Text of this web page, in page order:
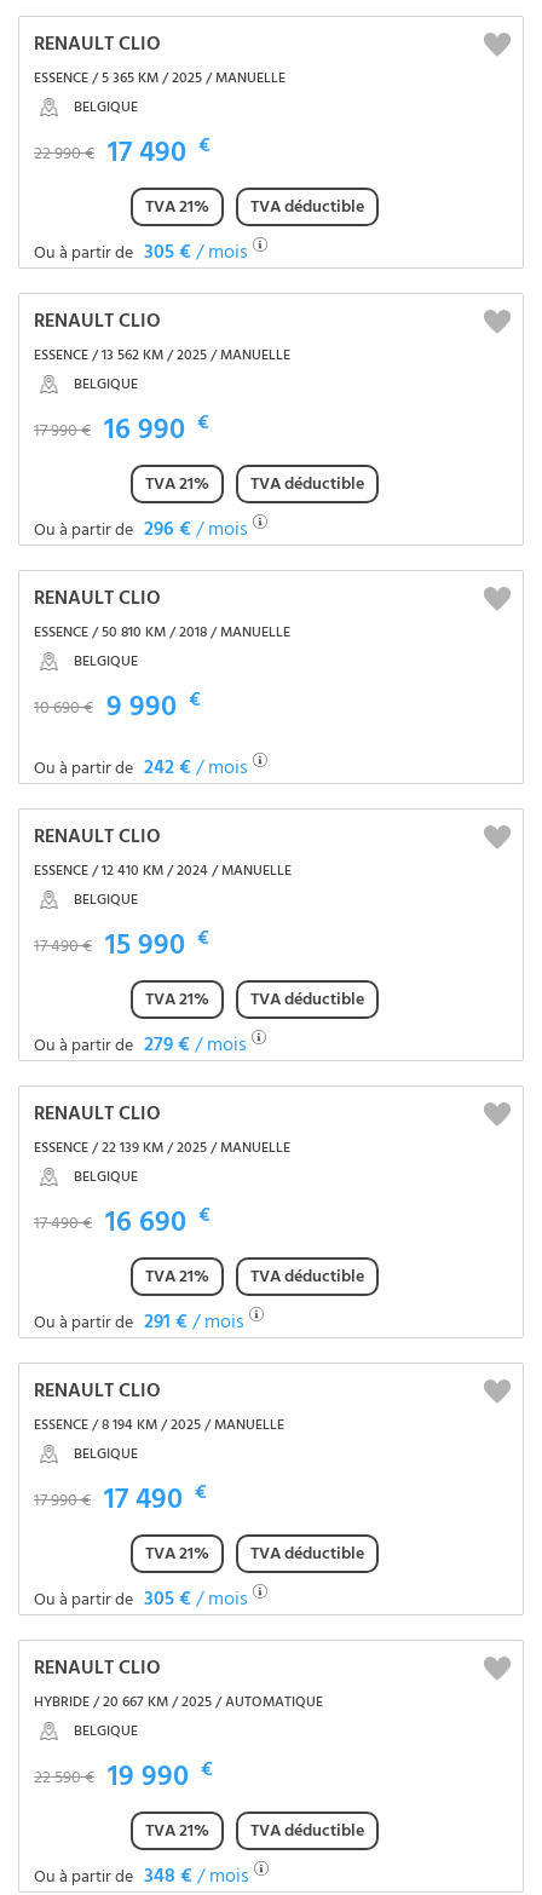
RENAULT CLIO
ESSENCE / 5 365 KM / 2025 / MANUELLE
BELGIQUE
22 990 € 17 490 €
TVA 21%
TVA déductible
Ou à partir de 305 €/ mois
RENAULT CLIO
ESSENCE / 13 562 KM / 2025 / MANUELLE
BELGIQUE
17 990 € 16 990 €
TVA 21%
TVA déductible
Ou à partir de 296 €/ mois
RENAULT CLIO
ESSENCE / 50 810 KM / 2018 / MANUELLE
BELGIQUE
10 690 € 9 990 €
Ou à partir de 242 €/ mois
RENAULT CLIO
ESSENCE / 12 410 KM / 2024 / MANUELLE
BELGIQUE
17 490 € 15 990 €
TVA 21%
TVA déductible
Ou à partir de 279 €/ mois
RENAULT CLIO
ESSENCE / 22 139 KM / 2025 / MANUELLE
BELGIQUE
17 490 € 16 690 €
TVA 21%
TVA déductible
Ou à partir de 291 €/ mois
RENAULT CLIO
ESSENCE / 8 194 KM / 2025 / MANUELLE
BELGIQUE
17 990 € 17 490 €
TVA 21%
TVA déductible
Ou à partir de 305 €/ mois
RENAULT CLIO
HYBRIDE / 20 667 KM / 2025 / AUTOMATIQUE
BELGIQUE
22 590 € 19 990 €
TVA 21%
TVA déductible
Ou à partir de 348 €/ mois